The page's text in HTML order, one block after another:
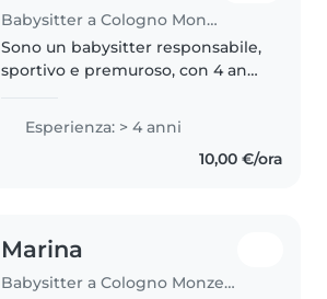
Babysitter a Cologno Monzese
Sono un babysitter responsabile,
sportivo e premuroso, con 4 anni
neonati ai bambini delle
elementari. Parlo italiano e
Esperienza: > 4 anni
10,00 €/ora
Marina
Babysitter a Cologno Monzese